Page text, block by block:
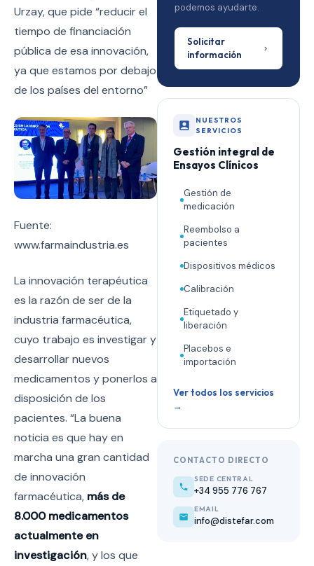
Urzay, que pide “reducir el
tiempo de financiación
pública de esa innovación,
ya que estamos por debajo
de los países del entorno”
Fuente:
www.farmaindustria.es
La innovación terapéutica
es la razón de ser de la
industria farmacéutica,
cuyo trabajo es investigar y
desarrollar nuevos
medicamentos y ponerlos a
disposición de los
pacientes. “La buena
noticia es que hay en
marcha una gran cantidad
de innovación
farmacéutica, más de
8.000 medicamentos
actualmente en
investigación, y los que
podemos ayudarte.
Solicitar
información
NUESTROS
SERVICIOS
Gestión integral de
Ensayos Clínicos
Gestión de
medicación
Reembolso a
pacientes
Dispositivos médicos
Calibración
Etiquetado y
liberación
Placebos e
importación
Ver todos los servicios
→
CONTACTO DIRECTO
SEDE CENTRAL
+34 955 776 767
EMAIL
info@distefar.com